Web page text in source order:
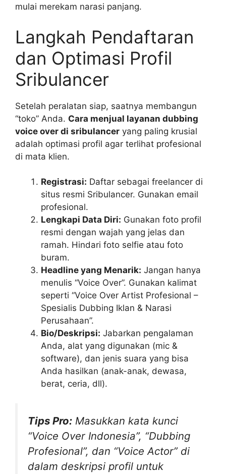
mulai merekam narasi panjang.
Langkah Pendaftaran
dan Optimasi Profil
Sribulancer
Setelah peralatan siap, saatnya membangun
“toko” Anda. Cara menjual layanan dubbing
voice over di sribulancer yang paling krusial
adalah optimasi profil agar terlihat profesional
di mata klien.
Registrasi: Daftar sebagai freelancer di
situs resmi Sribulancer. Gunakan email
profesional.
Lengkapi Data Diri: Gunakan foto profil
resmi dengan wajah yang jelas dan
ramah. Hindari foto selfie atau foto
buram.
Headline yang Menarik: Jangan hanya
menulis “Voice Over”. Gunakan kalimat
seperti “Voice Over Artist Profesional –
Spesialis Dubbing Iklan & Narasi
Perusahaan”.
Bio/Deskripsi: Jabarkan pengalaman
Anda, alat yang digunakan (mic &
software), dan jenis suara yang bisa
Anda hasilkan (anak-anak, dewasa,
berat, ceria, dll).
Tips Pro: Masukkan kata kunci
“Voice Over Indonesia”, “Dubbing
Profesional”, dan “Voice Actor” di
dalam deskripsi profil untuk